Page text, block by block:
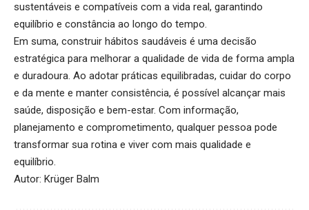
sustentáveis e compatíveis com a vida real, garantindo
equilíbrio e constância ao longo do tempo.
Em suma, construir hábitos saudáveis é uma decisão
estratégica para melhorar a qualidade de vida de forma ampla
e duradoura. Ao adotar práticas equilibradas, cuidar do corpo
e da mente e manter consistência, é possível alcançar mais
saúde, disposição e bem-estar. Com informação,
planejamento e comprometimento, qualquer pessoa pode
transformar sua rotina e viver com mais qualidade e
equilíbrio.
Autor: Krüger Balm